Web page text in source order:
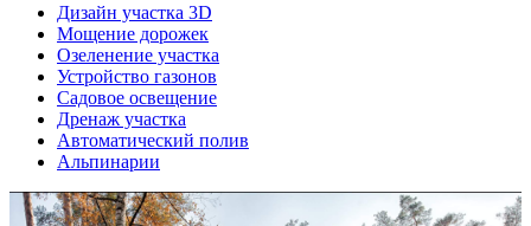
Дизайн участка 3D
Мощение дорожек
Озеленение участка
Устройство газонов
Садовое освещение
Дренаж участка
Автоматический полив
Альпинарии